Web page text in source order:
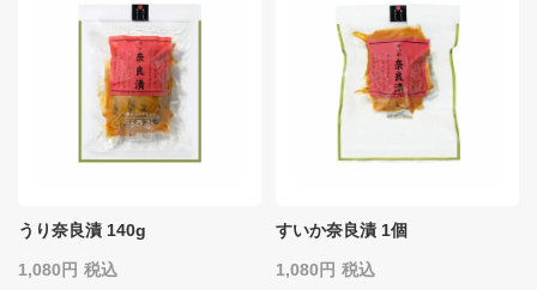
うり奈良漬 140g
1,080 税込
すいか奈良漬 1個
1,080 税込